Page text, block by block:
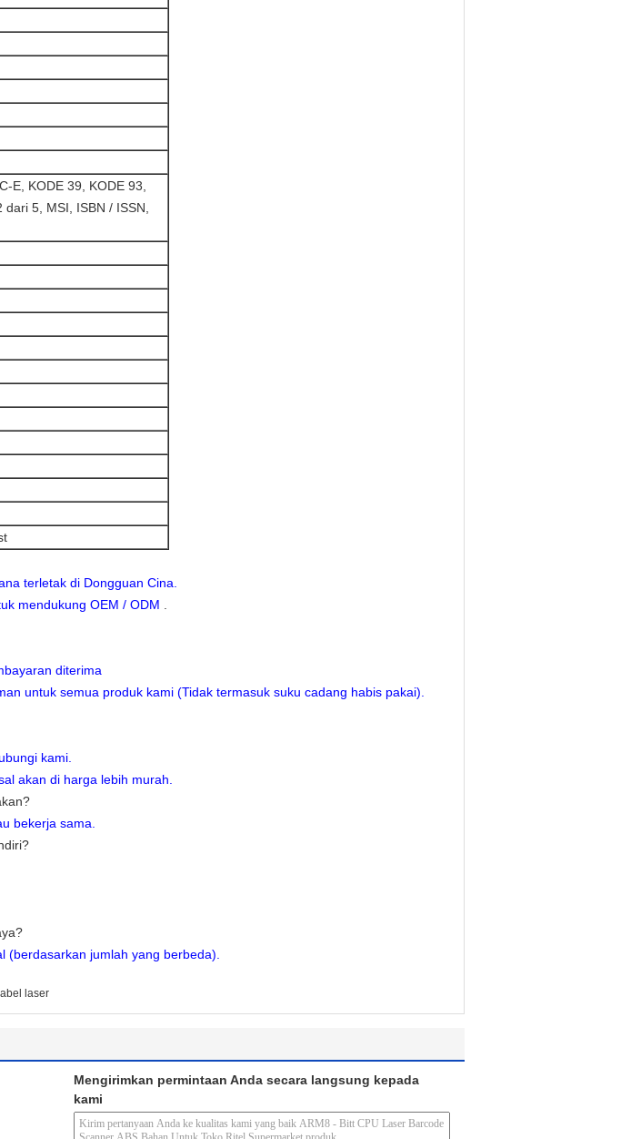
E, KODE 39, KODE 93,
5, MSI, ISBN / ISSN,
terletak di Dongguan Cina.
mendukung OEM / ODM
diterima
untuk semua produk kami (Tidak termasuk suku cadang habis pakai).
kami.
akan di harga lebih murah.
bekerja sama.
(berdasarkan jumlah yang berbeda).
laser
Mengirimkan permintaan Anda secara langsung kepada
kami